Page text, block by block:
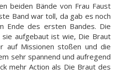
beiden Bände von Frau Faust
Band war toll, da gab es noch
Ende des ersten Bandes. Die
sie aufgebaut ist wie, Die Braut
auf Missionen stoßen und die
sehr spannend und aufregend
mehr Action als Die Braut des